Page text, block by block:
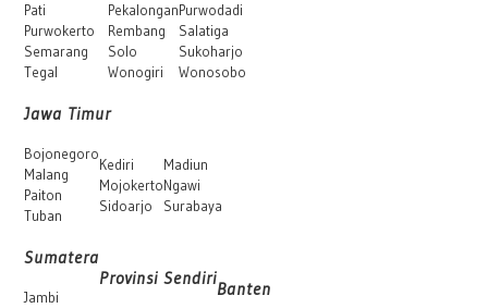
Pati
Purwokerto
Semarang
Tegal
Pekalongan
Rembang
Solo
Wonogiri
Purwodadi
Salatiga
Sukoharjo
Wonosobo
Jawa Timur
Bojonegoro
Malang
Paiton
Tuban
Kediri
Mojokerto
Sidoarjo
Madiun
Ngawi
Surabaya
Sumatera
Jambi
Provinsi SendiriBanten